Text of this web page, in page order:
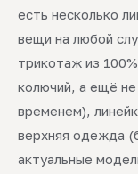
есть несколько
вещи на любой
трикотаж из
колючий, а ещё не
временем),
верхняя одежда
актуальные